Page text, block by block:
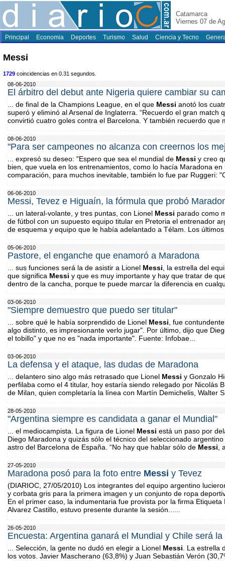
Catamarca
Viernes 07 de
Principal Economia Deportes Turismo Salud Ciencia y Tecno
Messi
1729 coincidencias en 0.31 segundos.
08-06-2010
El árbitro del debut ante Nigeria quiere cambiar su
... de final de la Champions League, en el que Messi anotó los
superó y eliminó al Arsenal de Inglaterra. “Recuerdo el gran match
convirtió cuatro goles contra el Barcelona. Y también recuerdo que
08-06-2010
"Para ser campeones no alcanza con creernos los
... expresó su deseo: "Espero que sea el mundial de Messi y creo
bien, que vuela en los entrenamientos, como lo hacía Maradona
comparación, para muchos inevitable, también lo fue par Ruggeri:
06-06-2010
Messi, Tevez e Higuaín, la fórmula que probó
... un lateral-volante, y tres puntas, con Lionel Messi parado como
de fútbol con un supuesto equipo titular en Pretoria el entrenador
de esquema y equipo que le había adelantado a Télam. Los
05-06-2010
Pastore, el enganche que enamoró a Maradona
... sus funciones será la de asistir a Lionel Messi , la estrella del
que significa Messi y que es muy importante y hay que tratar de
dentro de la cancha, porque te puede marcar la diferencia en
03-06-2010
"Siempre demuestro que puedo ser titular"
... sobre qué le había sorprendido de Lionel Messi , fue
algo distinto, es impresionante verlo jugar". Por último, dijo que
el tobillo" y que no es "nada importante". Fuente: Infobae...
03-06-2010
La defensa y el ataque, las dudas de Maradona
... delantero sino algo más retrasado que Lionel Messi y Gonzalo
perfilaba como el 4 titular, hoy estaría siendo relegado por Nicolás
de Milan, quien completaría la línea con Martín Demichelis, Walter
28-05-2010
"Argentina siempre es candidata a ganar el Mundial"
... el mediocampista. La figura de Lionel Messi está un paso por
Diego Maradona y quizás sólo el técnico del seleccionado
astro del Barcelona de España. “No hay que hablar sólo de Messi
27-05-2010
Maradona posó para la foto entre Messi y Tevez
(DIARIOC, 27/05/2010) Los integrantes del equipo argentino
y corbata gris para la primera imagen y un conjunto de ropa
En el primer caso, la indumentaria fue provista por la firma
Alvarez Castillo, estuvo presente durante la sesión......
26-05-2010
Encuesta: Argentina ganará el Mundial y Chile será
... Selección, la gente no dudó en elegir a Lionel Messi . La estrella
los votos. Javier Mascherano (63,8%) y Juan Sebastián Verón